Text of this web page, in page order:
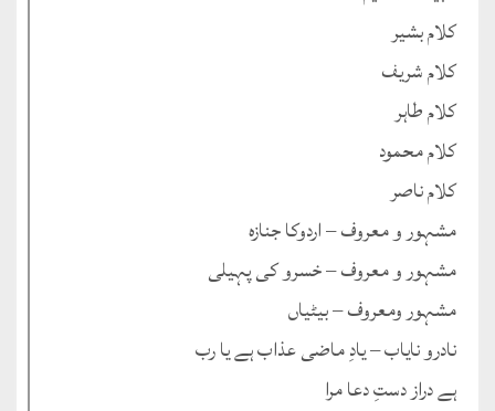
کلام بشیر
کلام شریف
کلام طاہر
کلام محمود
کلام ناصر
مشہور و معروف – اردوکا جنازہ
مشہور و معروف – خسرو کی پہیلی
مشہور ومعروف – بیٹیاں
نادرو نایاب – یادِ ماضی عذاب ہے یا رب
ہے دراز دستِ دعا مرا